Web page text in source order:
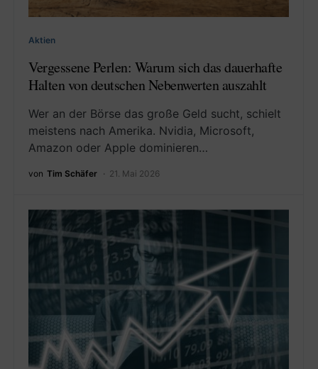
Aktien
Vergessene Perlen: Warum sich das dauerhafte
Halten von deutschen Nebenwerten auszahlt
Wer an der Börse das große Geld sucht, schielt
meistens nach Amerika. Nvidia, Microsoft,
Amazon oder Apple dominieren…
von Tim Schäfer 21. Mai 2026